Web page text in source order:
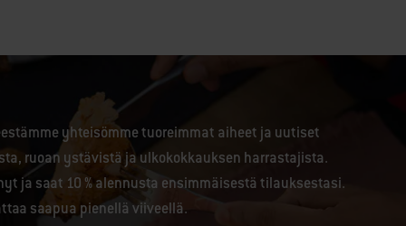
yhteisömme tuoreimmat aiheet ja uutiset
ruoan ystävistä ja ulkokokkauksen harrastajista.
ja saat 10 % alennusta ensimmäisestä tilauksestasi.
saapua pienellä viiveellä.